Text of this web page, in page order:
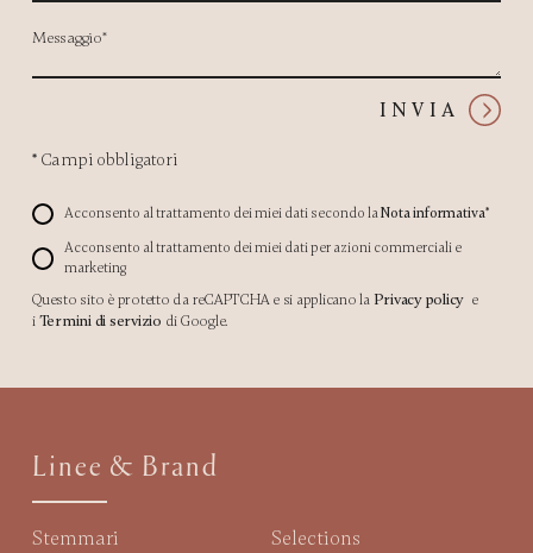
Messaggio*
INVIA
*Campi obbligatori
Acconsento al trattamento dei miei dati secondo laNota informativa*
Acconsento al trattamento dei miei dati per azioni commerciali e
marketing
Questo sito è protetto da reCAPTCHA e si applicano la Privacy policy e
iTermini di servizio di Google.
Linee & Brand
Stemmari
Selections